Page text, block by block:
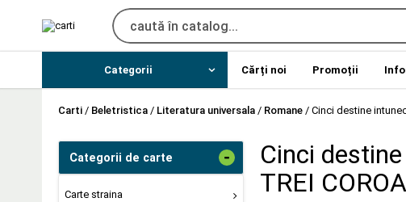
Categorii Cărți noi Promoții
Carti / Beletristica / Literatura universala / Romane / Cinci destine
Categorii de carte -
Carte straina
Cinci
TREI